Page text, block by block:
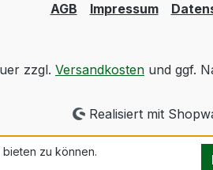
AGB Impressum
zzgl. Versandkosten und ggf.
Realisiert mit
zu können.